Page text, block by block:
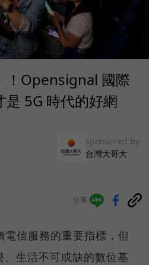
！Opensignal 國際
5G 時代的好網
sponsored by
台灣大哥大
分享
信服務的重要指標，但
生活不可或缺的數位基